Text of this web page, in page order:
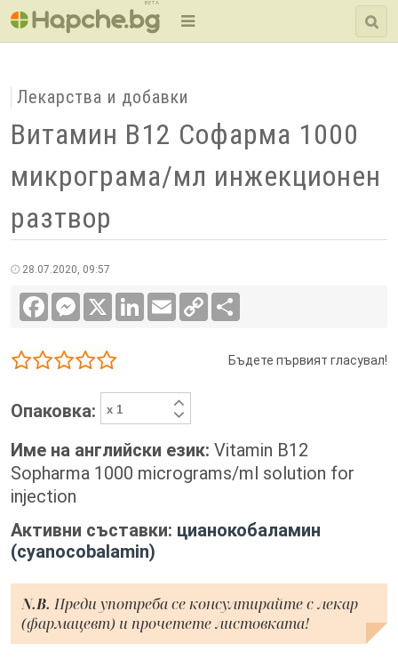
BETA
Лекарства и добавки
Витамин B12 Софарма 1000
микрограма/мл инжекционен
разтвор
28.07.2020, 09:57
FacebookMessenger LinkedInEmail
Copy
Link
1/52/53/54/55/5 Бъдете първият гласувал!
Опаковка:
Име на английски език: Vitamin B12
Sopharma 1000 micrograms/ml solution for
injection
Активни съставки: цианокобаламин
(cyanocobalamin)
N.B. Преди употреба се консултирайте с лекар
(фармацевт) и прочетете листовката!